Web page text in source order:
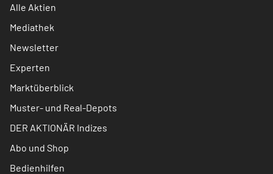
Alle Aktien
Mediathek
Newsletter
Experten
Marktüberblick
Muster- und Real-Depots
DER AKTIONÄR Indizes
Abo und Shop
Bedienhilfen